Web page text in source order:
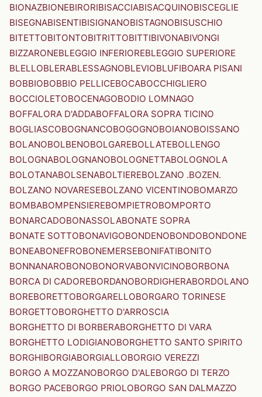
BIONAZBIONEBIRORIBISACCIABISACQUINOBISCEGLIE
BISEGNABISENTIBISIGNANOBISTAGNOBISUSCHIO
BITETTOBITONTOBITRITTOBITTIBIVONABIVONGI
BIZZARONEBLEGGIO INFERIOREBLEGGIO SUPERIORE
BLELLOBLERABLESSAGNOBLEVIOBLUFIBOARA PISANI
BOBBIOBOBBIO PELLICEBOCABOCCHIGLIERO
BOCCIOLETOBOCENAGOBODIO LOMNAGO
BOFFALORA D'ADDABOFFALORA SOPRA TICINO
BOGLIASCOBOGNANCOBOGOGNOBOIANOBOISSANO
BOLANOBOLBENOBOLGAREBOLLATEBOLLENGO
BOLOGNABOLOGNANOBOLOGNETTABOLOGNOLA
BOLOTANABOLSENABOLTIEREBOLZANO .BOZEN.
BOLZANO NOVARESEBOLZANO VICENTINOBOMARZO
BOMBABOMPENSIEREBOMPIETROBOMPORTO
BONARCADOBONASSOLABONATE SOPRA
BONATE SOTTOBONAVIGOBONDENOBONDOBONDONE
BONEABONEFROBONEMERSEBONIFATIBONITO
BONNANAROBONOBONORVABONVICINOBORBONA
BORCA DI CADOREBORDANOBORDIGHERABORDOLANO
BOREBORETTOBORGARELLOBORGARO TORINESE
BORGETTOBORGHETTO D'ARROSCIA
BORGHETTO DI BORBERABORGHETTO DI VARA
BORGHETTO LODIGIANOBORGHETTO SANTO SPIRITO
BORGHIBORGIABORGIALLOBORGIO VEREZZI
BORGO A MOZZANOBORGO D'ALEBORGO DI TERZO
BORGO PACEBORGO PRIOLOBORGO SAN DALMAZZO